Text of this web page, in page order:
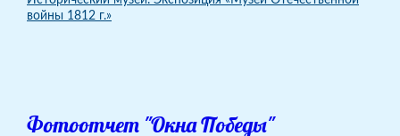
войны 1812 г.»
Фотоотчет "Окна Победы"